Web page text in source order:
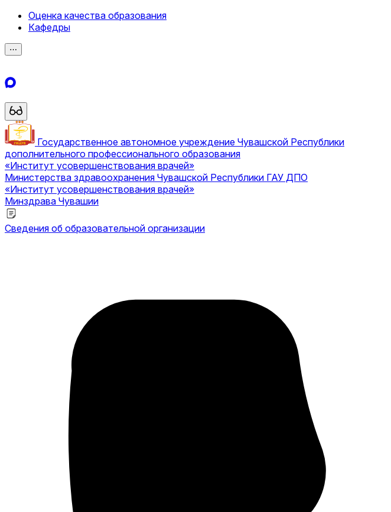
Оценка качества образования
Кафедры
⋯
Государственное автономное учреждение Чувашской Республики
дополнительного профессионального образования
«Институт усовершенствования врачей»
Министерства здравоохранения Чувашской Республики ГАУ ДПО
«Институт усовершенствования врачей»
Минздрава Чувашии
Сведения об образовательной организации